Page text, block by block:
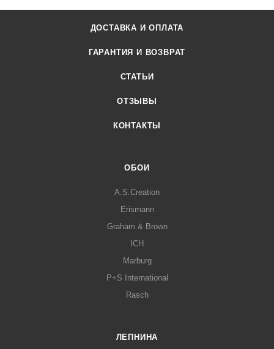
ДОСТАВКА И ОПЛАТА
ГАРАНТИЯ И ВОЗВРАТ
СТАТЬИ
ОТЗЫВЫ
КОНТАКТЫ
ОБОИ
A.S.Creation
Erismann
Graham & Brown
ICH
Marburg
P+S International
Rasch
ЛЕПНИНА